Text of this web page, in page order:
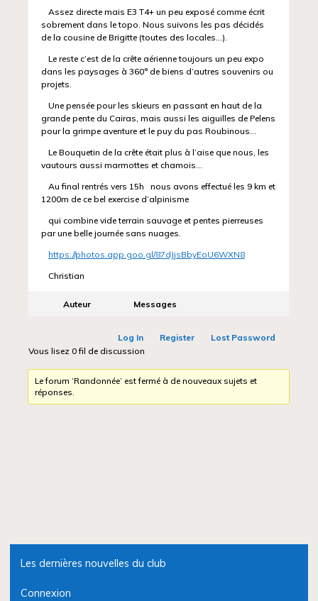
Assez directe mais E3 T4+ un peu exposé comme écrit
sobrement dans le topo. Nous suivons les pas décidés
de la cousine de Brigitte (toutes des locales…).
Le reste c’est de la crête aérienne toujours un peu expo
dans les paysages à 360° de biens d’autres souvenirs ou
projets.
Une pensée pour les skieurs en passant en haut de la
grande pente du Cairas, mais aussi les aiguilles de Pelens
pour la grimpe aventure et le puy du pas Roubinous…
Le Bouquetin de la crête était plus à l’aise que nous, les
vautours aussi marmottes et chamois…
Au final rentrés vers 15h nous avons effectué les 9 km et
1200m de ce bel exercise d’alpinisme
qui combine vide terrain sauvage et pentes pierreuses
par une belle journée sans nuages.
https://photos.app.goo.gl/87dJjsBbyEoU6WXN8
Christian
Auteur Messages
Log In Register
Lost Password
Vous lisez 0 fil de discussion
Le forum ‘Randonnée’ est fermé à de nouveaux sujets et
réponses.
Les dernières nouvelles du club
Connexion